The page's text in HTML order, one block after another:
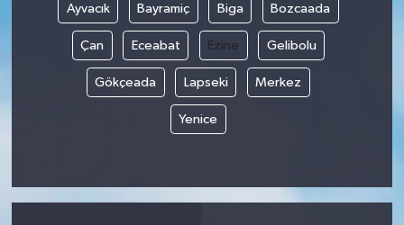
Ayvacık Bayramiç Biga Bozcaada
Çan Eceabat Ezine Gelibolu
Gökçeada Lapseki Merkez
Yenice